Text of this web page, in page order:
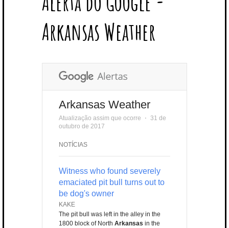
E
R
B
O
O
K
L
E
P
L
U
E
R
S
E
D
I
N
A
G
R
A
U
B
E
U
Arkansas Weather
Arkansas Weather
Atualização assim que ocorre ⋅ 31 de
outubro de 2017
NOTÍCIAS
Witness who found severely
emaciated pit bull turns out to
be dog's owner
KAKE
The pit bull was left in the alley in the
1800 block of North Arkansas in the